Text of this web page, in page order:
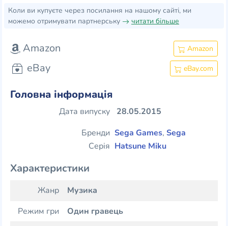
Коли ви купуєте через посилання на нашому сайті, ми
можемо отримувати партнерську
читати більше
Amazon Amazon
eBay eBay.com
Головна інформація
Дата випуску
28.05.2015
Бренди Sega Games, Sega
Серія Hatsune Miku
Характеристики
Жанр
Музика
Режим гри
Один гравець